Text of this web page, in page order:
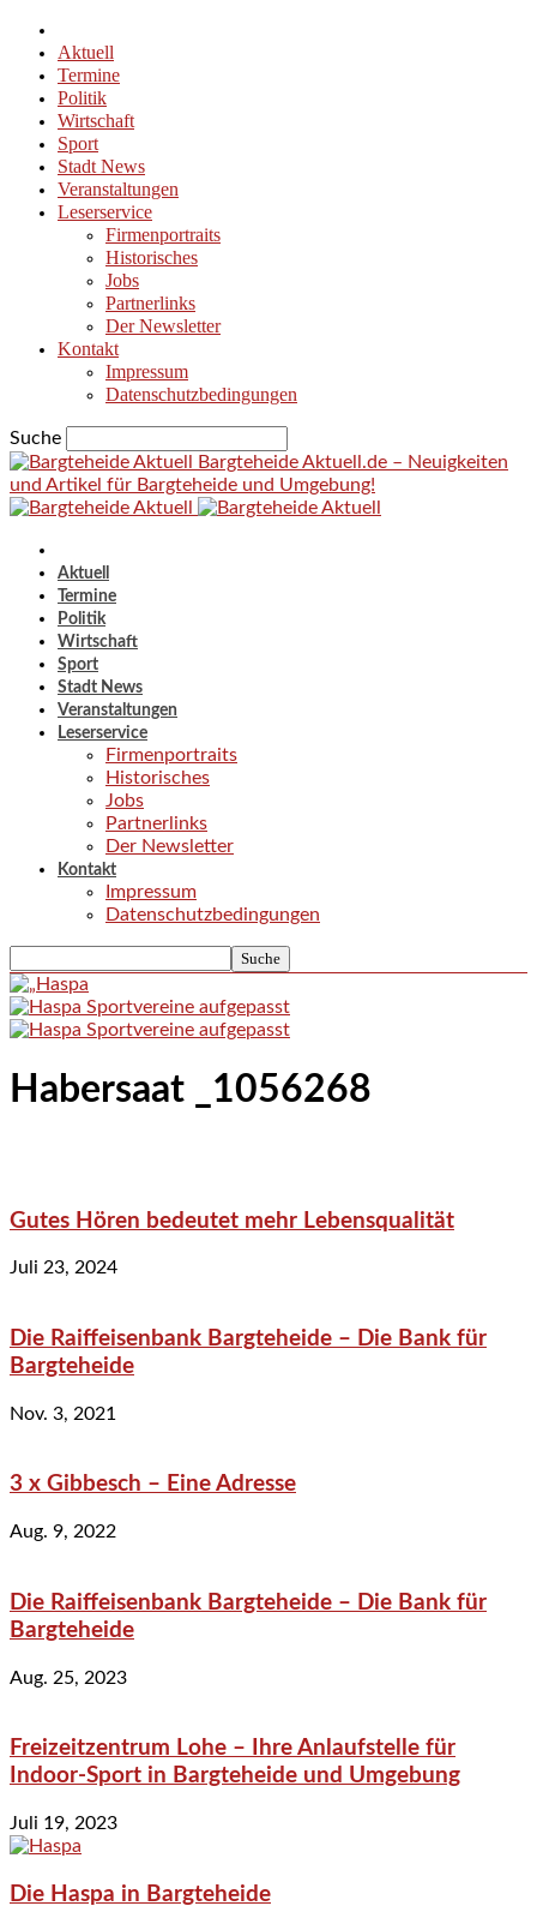
Aktuell
Termine
Politik
Wirtschaft
Sport
Stadt News
Veranstaltungen
Leserservice
Firmenportraits
Historisches
Jobs
Partnerlinks
Der Newsletter
Kontakt
Impressum
Datenschutzbedingungen
Suche
Bargteheide Aktuell.de – Neuigkeiten
und Artikel für Bargteheide und Umgebung!
Aktuell
Termine
Politik
Wirtschaft
Sport
Stadt News
Veranstaltungen
Leserservice
Firmenportraits
Historisches
Jobs
Partnerlinks
Der Newsletter
Kontakt
Impressum
Datenschutzbedingungen
Habersaat _1056268
Gutes Hören bedeutet mehr Lebensqualität
Juli 23, 2024
Die Raiffeisenbank Bargteheide – Die Bank für
Bargteheide
Nov. 3, 2021
3 x Gibbesch – Eine Adresse
Aug. 9, 2022
Die Raiffeisenbank Bargteheide – Die Bank für
Bargteheide
Aug. 25, 2023
Freizeitzentrum Lohe – Ihre Anlaufstelle für
Indoor-Sport in Bargteheide und Umgebung
Juli 19, 2023
Die Haspa in Bargteheide